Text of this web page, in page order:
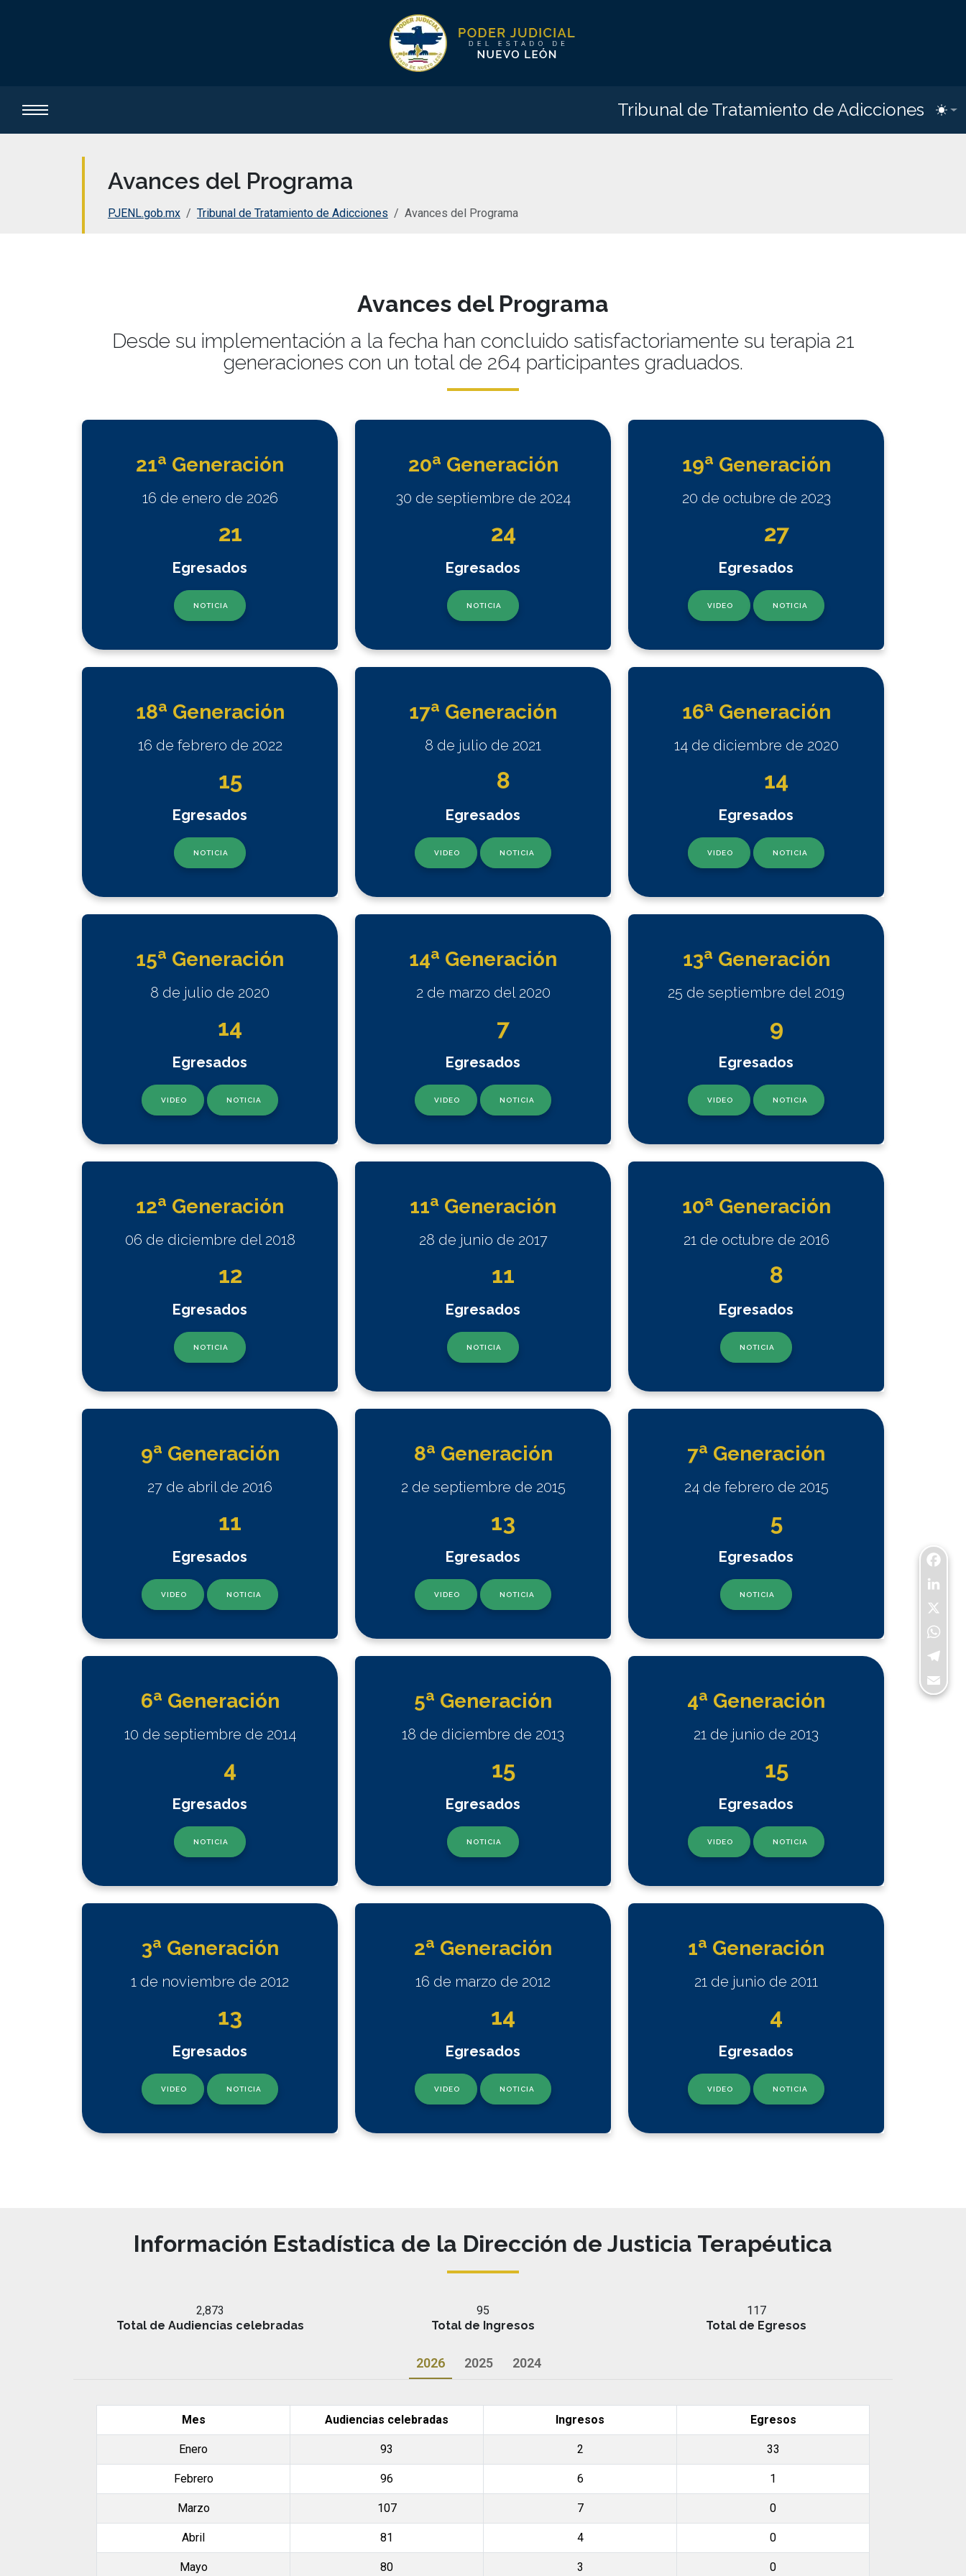
Tribunal de Tratamiento de Adicciones
Avances del Programa
PJENL.gob.mx Tribunal de Tratamiento de Adicciones Avances del Programa
Avances del Programa
Desde su implementación a la fecha han concluido satisfactoriamente su terapia 21
generaciones con un total de 264 participantes graduados.
21a Generación
16 de enero de 2026
21
Egresados
NOTICIA
20a Generación
30 de septiembre de 2024
24
Egresados
NOTICIA
19a Generación
20 de octubre de 2023
27
Egresados
VIDEO NOTICIA
18a Generación
16 de febrero de 2022
15
Egresados
NOTICIA
17a Generación
8 de julio de 2021
8
Egresados
VIDEO NOTICIA
16a Generación
14 de diciembre de 2020
14
Egresados
VIDEO NOTICIA
15a Generación
8 de julio de 2020
14
Egresados
VIDEO NOTICIA
14a Generación
2 de marzo del 2020
7
Egresados
VIDEO NOTICIA
13a Generación
25 de septiembre del 2019
9
Egresados
VIDEO NOTICIA
12a Generación
06 de diciembre del 2018
12
Egresados
NOTICIA
11a Generación
28 de junio de 2017
11
Egresados
NOTICIA
10a Generación
21 de octubre de 2016
8
Egresados
NOTICIA
9a Generación
27 de abril de 2016
11
Egresados
VIDEO NOTICIA
8a Generación
2 de septiembre de 2015
13
Egresados
VIDEO NOTICIA
7a Generación
24 de febrero de 2015
5
Egresados
NOTICIA
6a Generación
10 de septiembre de 2014
4
Egresados
NOTICIA
5a Generación
18 de diciembre de 2013
15
Egresados
NOTICIA
4a Generación
21 de junio de 2013
15
Egresados
VIDEO NOTICIA
3a Generación
1 de noviembre de 2012
13
Egresados
VIDEO NOTICIA
2a Generación
16 de marzo de 2012
14
Egresados
VIDEO NOTICIA
1a Generación
21 de junio de 2011
4
Egresados
VIDEO NOTICIA
Información Estadística de la Dirección de Justicia Terapéutica
2,873
Total de Audiencias celebradas
95
Total de Ingresos
117
Total de Egresos
2026 2025 2024
Mes Audiencias celebradas Ingresos Egresos
Enero 93 2 33
Febrero 96 6 1
Marzo 107 7 0
Abril 81 4 0
Mayo 80 3 0
Email